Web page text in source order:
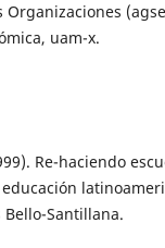
Organizaciones
uam-x.
Re-haciendo
Santillana.